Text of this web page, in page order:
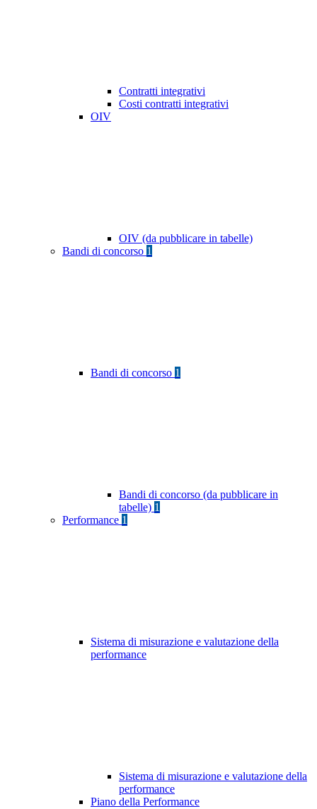
Contratti integrativi
Costi contratti integrativi
OIV
OIV (da pubblicare in tabelle)
Bandi di concorso 1
Bandi di concorso 1
Bandi di concorso (da pubblicare in
tabelle) 1
Performance 1
Sistema di misurazione e valutazione della
performance
Sistema di misurazione e valutazione della
performance
Piano della Performance